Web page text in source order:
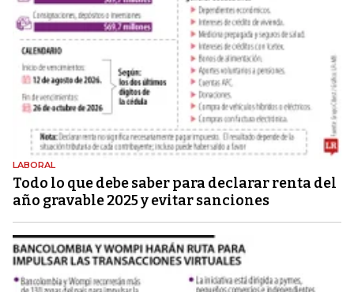
LABORAL
Todo lo que debe saber para declarar renta del
año gravable 2025 y evitar sanciones